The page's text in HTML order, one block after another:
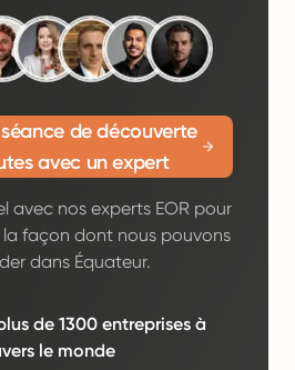
séance de découverte
avec un expert
avec nos experts EOR pour
la façon dont nous pouvons
dans Équateur.
de 1300 entreprises à
le monde